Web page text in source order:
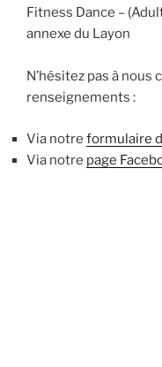
Fitness Dance –
annexe du Layon
N’hésitez pas à nous
renseignements :
Via notre formulaire
Via notre page